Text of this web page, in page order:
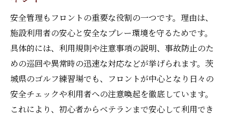
快適な練習を支えるサービス内容とは
最新設備を備えたゴルフ練習場のメリット
設備点検と清潔感が大切な選び方ポイント
サービス比較で選ぶゴルフ練習場活用法
初心者おすすめのゴルフ練習場サービス
ゴルフ練習場で快適に練習するためのポイント
安全管理もフロントの重要な役割の一つです。理由は、
施設利用者の安心と安全なプレー環境を守るためです。
具体的には、利用規則や注意事項の説明、事故防止のた
めの巡回や異常時の迅速な対応などが挙げられます。茨
城県のゴルフ練習場でも、フロントが中心となり日々の
安全チェックや利用者への注意喚起を徹底しています。
これにより、初心者からベテランまで安心して利用でき